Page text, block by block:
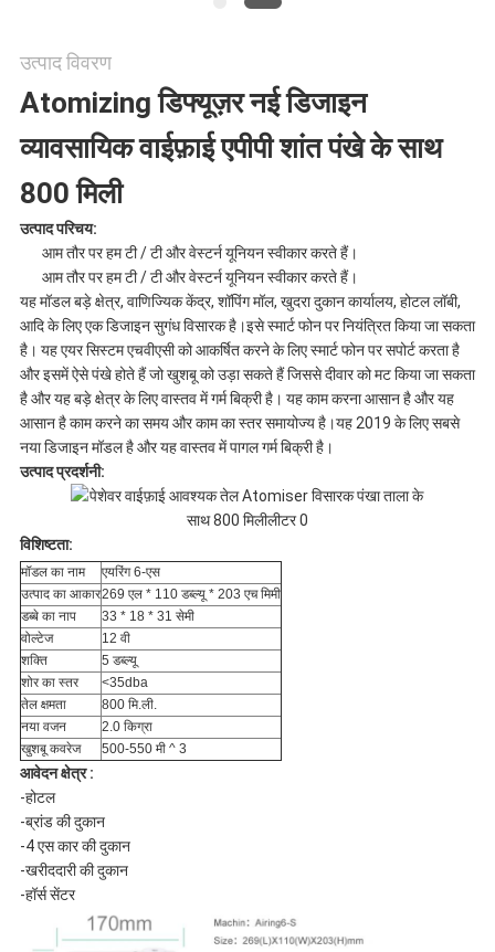
साइटमैप
गोपनीयता
नीति
उत्पाद विवरण
Atomizing डिफ्यूज़र नई डिजाइन
व्यावसायिक वाईफ़ाई एपीपी शांत पंखे के साथ
800 मिली
उत्पाद परिचय:
आम तौर पर हम टी / टी और वेस्टर्न यूनियन स्वीकार करते हैं।
आम तौर पर हम टी / टी और वेस्टर्न यूनियन स्वीकार करते हैं।
यह मॉडल बड़े क्षेत्र, वाणिज्यिक केंद्र, शॉपिंग मॉल, खुदरा दुकान कार्यालय, होटल लॉबी,
आदि के लिए एक डिजाइन सुगंध विसारक है।इसे स्मार्ट फोन पर नियंत्रित किया जा सकता
है। यह एयर सिस्टम एचवीएसी को आकर्षित करने के लिए स्मार्ट फोन पर सपोर्ट करता है
और इसमें ऐसे पंखे होते हैं जो खुशबू को उड़ा सकते हैं जिससे दीवार को मट किया जा सकता
है और यह बड़े क्षेत्र के लिए वास्तव में गर्म बिक्री है। यह काम करना आसान है और यह
आसान है काम करने का समय और काम का स्तर समायोज्य है।यह 2019 के लिए सबसे
नया डिजाइन मॉडल है और यह वास्तव में पागल गर्म बिक्री है।
उत्पाद प्रदर्शनी:
विशिष्टता:
मॉडल का नाम
एयरिंग 6-एस
उत्पाद का आकार269 ​​एल * 110 डब्ल्यू * 203 एच मिमी
डब्बे का नाप
33 * 18 * 31 सेमी
वोल्टेज
12 वी
शक्ति
5 डब्ल्यू
शोर का स्तर
<35dba
तेल क्षमता
800 मि.ली.
नया वजन
2.0 किग्रा
खुशबू कवरेज
500-550 मी ^ 3
आवेदन क्षेत्र :
-होटल
-ब्रांड की दुकान
-4 एस कार की दुकान
-खरीददारी की दुकान
-हॉर्स सेंटर